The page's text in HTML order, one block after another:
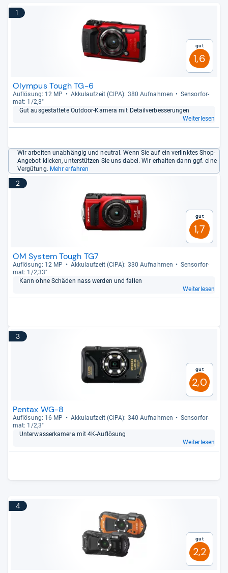
1
Gut
1,6
Olympus Tough TG-6
Auf­lö­sung: 12 MP Akku­lauf­zeit (CIPA): 380 Auf­nah­men
Sen­sor­for­
mat: 1/2,3"
Gut aus­ge­stat­tete Out­door-​Kamera mit Detail­ver­bes­se­run­gen
Weiterlesen
Wir arbeiten unabhängig und neutral. Wenn Sie auf ein verlinktes Shop-
Angebot klicken, unterstützen Sie uns dabei. Wir erhalten dann ggf. eine
Vergütung. Mehr erfahren
2
Gut
1,7
OM System Tough TG7
Auf­lö­sung: 12 MP Akku­lauf­zeit (CIPA): 330 Auf­nah­men
Sen­sor­for­
mat: 1/2,33"
Kann ohne Schä­den nass wer­den und fal­len
Weiterlesen
3
Gut
2,0
Pentax WG-8
Auf­lö­sung: 16 MP Akku­lauf­zeit (CIPA): 340 Auf­nah­men
Sen­sor­for­
mat: 1/2,3"
Unter­was­ser­ka­mera mit 4K-​Auf­lö­sung
Weiterlesen
4
Gut
2,2